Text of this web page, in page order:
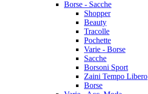
Borse - Sacche
Shopper
Beauty
Tracolle
Pochette
Varie - Borse
Sacche
Borsoni Sport
Zaini Tempo Libero
Borse